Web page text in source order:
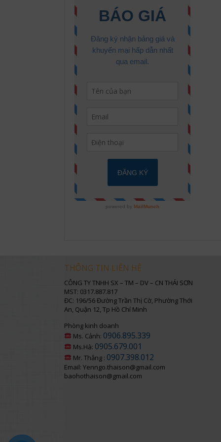
THÔNG TIN LIÊN HỆ
CÔNG TY TNHH SX – TM – DV – CN THÁI SƠN
MST: 0317.887.817
ĐC: 196/56 Đường Trần Thị Cờ, Phường Thới
An, Quận 12, Tp Hồ Chí Minh
Phòng kinh doanh
Ms. Cảnh: 0906.895.339
Ms.Hà: 0905.679.001
Mr. Thắng : 0907.398.012
Email: Yenngo.thaison@gmail.com
baohothaison@gmail.com